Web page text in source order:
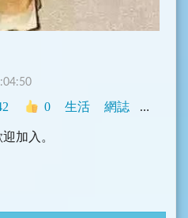
0 生活 網誌 臺灣
加入。